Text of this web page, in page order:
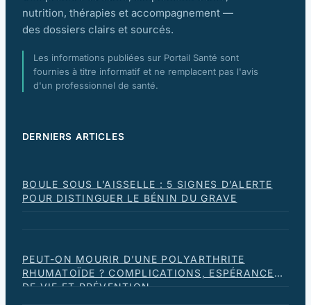
nutrition, thérapies et accompagnement —
des dossiers clairs et sourcés.
Les informations publiées sur Portail Santé sont
fournies à titre informatif et ne remplacent pas l'avis
d'un professionnel de santé.
DERNIERS ARTICLES
BOULE SOUS L’AISSELLE : 5 SIGNES D’ALERTE
POUR DISTINGUER LE BÉNIN DU GRAVE
PEUT-ON MOURIR D’UNE POLYARTHRITE
RHUMATOÏDE ? COMPLICATIONS, ESPÉRANCE
DE VIE ET PRÉVENTION